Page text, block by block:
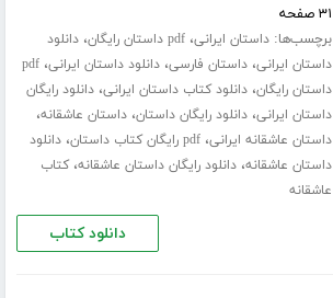
۳۱ صفحه
برچسب‌ها:داستان ایرانی،pdf داستان رایگان ،دانلود
داستان ایرانی،داستان فارسی،دانلود داستان ایرانی،pdf
داستان رایگان،دانلود کتاب داستان ایرانی،دانلود رایگان
داستان ایرانی،دانلود رایگان داستان،داستان عاشقانه،
داستان عاشقانه ایرانی،pdf رایگان کتاب داستان ،دانلود
داستان عاشقانه،دانلود رایگان داستان عاشقانه،کتاب
عاشقانه
دانلود کتاب